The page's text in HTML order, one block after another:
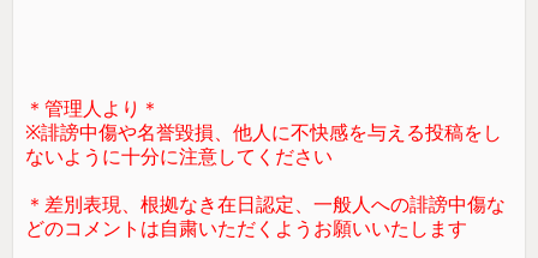
＊管理人より＊
※誹謗中傷や名誉毀損、他人に不快感を与える投稿をし
ないように十分に注意してください
＊差別表現、根拠なき在日認定、一般人への誹謗中傷な
どのコメントは自粛いただくようお願いいたします